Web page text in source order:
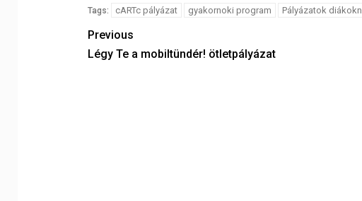
Tags: cARTc pályázat gyakornoki program Pályázatok
Previous
Légy Te a mobiltündér! ötletpályázat